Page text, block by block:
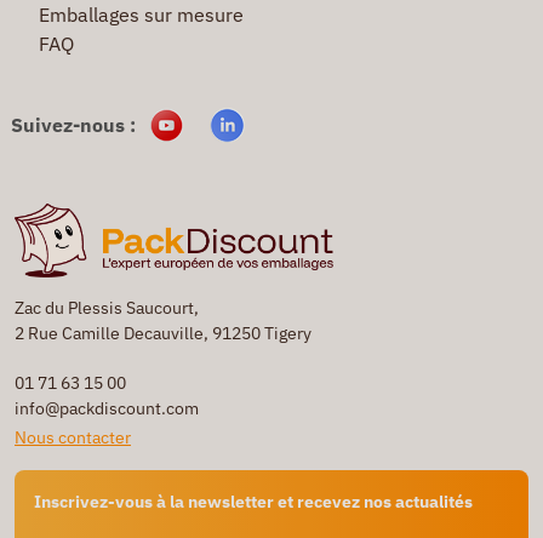
Zac du Plessis Saucourt,
2 Rue Camille Decauville, 91250 Tigery
01 71 63 15 00
info@packdiscount.com
Nous contacter
Inscrivez-vous à la newsletter et recevez nos actualités
Emballages sur mesure
FAQ
Suivez-nous :